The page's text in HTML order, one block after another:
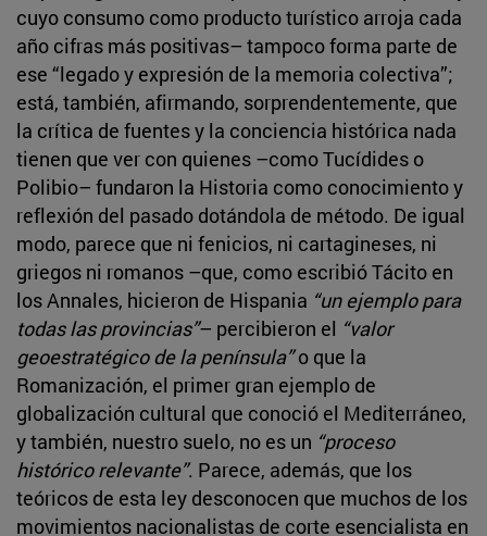
cuyo consumo como producto turístico arroja cada
año cifras más positivas– tampoco forma parte de
ese “legado y expresión de la memoria colectiva”;
está, también, afirmando, sorprendentemente, que
la crítica de fuentes y la conciencia histórica nada
tienen que ver con quienes –como Tucídides o
Polibio– fundaron la Historia como conocimiento y
reflexión del pasado dotándola de método. De igual
modo, parece que ni fenicios, ni cartagineses, ni
griegos ni romanos –que, como escribió Tácito en
los Annales, hicieron de Hispania “un ejemplo para
todas las provincias”– percibieron el “valor
geoestratégico de la península”o que la
Romanización, el primer gran ejemplo de
globalización cultural que conoció el Mediterráneo,
y también, nuestro suelo, no es un “proceso
histórico relevante”. Parece, además, que los
teóricos de esta ley desconocen que muchos de los
movimientos nacionalistas de corte esencialista en